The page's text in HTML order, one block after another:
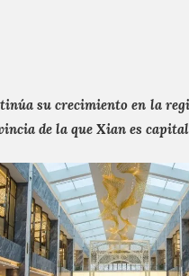
su crecimiento en la
de la que Xian es